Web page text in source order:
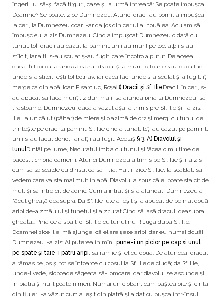
îngerii lui sã-și facã tîrguri, case și la urmã întreabã: Se poate împușca,
Doamne? Se poate, zice Dumnezeu. Atunci dracii au pornit a împușca
la ceri, la Dumnezeu doar l-ar da jos din ceriul al nouãlea. Acu am sã
împușc eu, a zis Dumnezeu. Cînd a împușcat Dumnezeu o datã cu
tunul, toți dracii au cãzut la pãmînt; unii au murit pe loc, alþii s-au
stîlcit, iar alții s-au sculat ș-au fugit, care încotro a putut. De aceea,
dacã îți faci casã unde a cãzut dracul și a murit, e foarte rãu; dacã faci
unde s-a stîlcit, ești tot bolnav, iar dacã faci unde s-a sculat și a fugit, îți
merge ca din apã. Ioan Pisarciuc, RoșaB) Dracii și Sf. IlieDracii, în ceri, s-
au apucat sã facã munți, ziduri mari, sã ajungã pînã la Dumnezeu, sã-
l rãstoarne. Dumnezeu, dacã a vãzut așa, a trimis pre Sf. Ilie și i-a zis:
Ilie! Ia un cãluț (pãhar) de miere și o azimã de orz și mergi cu tunul de
trîntește pe draci la pãmînt. Sf. Ilie cînd a tunat, toți au cãzut pe pãmînt,
unii s-au fãcut dohot, iar alții au fugit. Același§ 3. A) Diavolul și
tunulDintãi pe lume, Necuratul îmbla cu tunul și fãcea o mulțime de
pacosti, omoria oamenii. Atunci Dumnezeu a trimis pe Sf. Ilie și i-a zis
cum sã se scalde cu dînsul ca sã i-l ia. Hai, îi zice Sf. Ilie, la scãldat, sã
vedem care va sta mai mult în apã! Diavolul a spus cã el poate sta cît de
mult și sã între cît de adînc. Cum a întrat și s-a afundat, Dumnezeu a
fãcut gheațã deasupra. Da Sf. Ilie iute a ieșit și a apucat de pe mal douã
aripi de-a zmãului și tunetul și a zburat.Cînd sã iasã dracul, deasupra
gheațã... Pînã ce a spart-o, Sf. Ilie cu tunul nu-i! Juga dupã Sf. Ilie.
Doamne! zice Ilie, mã ajunge, cã el are șese aripi, dar eu numai douã!
Dumnezeu i-a zis: Ai puterea în mîni; pune-i un picior pe cap și unul
pe spate și taie-i patru aripi , sã rãmîie și el cu douã. De atuncea, dracul
a rãmas pe jos și tot se întoarce cu dosul la Sf. Ilie de ciudã; da Sf. Ilie,
unde-l vede, sloboade sãgeata sã-l omoare, dar diavolul se ascunde și
în piatrã și nu-l poate nimeri. Numai un cioban, cum pãștea oile și cînta
din fluier, l-a vãzut cum a ieșit din piatrã și a dat cu pușca într-însul.